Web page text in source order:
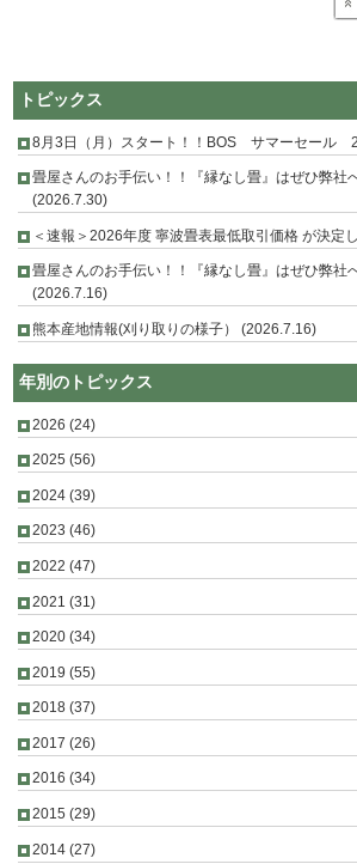
トピックス
8月3日（月）スタート！！BOS サマーセール
畳屋さんのお手伝い！！『縁なし畳』はぜひ弊社
(2026.7.30)
＜速報＞2026年度 寧波畳表最低取引価格 が決定
畳屋さんのお手伝い！！『縁なし畳』はぜひ弊社
(2026.7.16)
熊本産地情報(刈り取りの様子） (2026.7.16)
年別のトピックス
2026 (24)
2025 (56)
2024 (39)
2023 (46)
2022 (47)
2021 (31)
2020 (34)
2019 (55)
2018 (37)
2017 (26)
2016 (34)
2015 (29)
2014 (27)